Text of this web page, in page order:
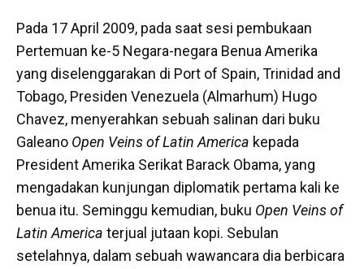
Pada 17 April 2009, pada saat sesi pembukaan
Pertemuan ke-5 Negara-negara Benua Amerika
yang diselenggarakan di Port of Spain, Trinidad and
Tobago, Presiden Venezuela (Almarhum) Hugo
Chavez, menyerahkan sebuah salinan dari buku
Galeano Open Veins of Latin America kepada
President Amerika Serikat Barack Obama, yang
mengadakan kunjungan diplomatik pertama kali ke
benua itu. Seminggu kemudian, buku Open Veins of
Latin America terjual jutaan kopi. Sebulan
setelahnya, dalam sebuah wawancara dia berbicara